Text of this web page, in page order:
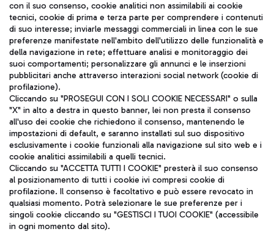
TRAVEL JOURNAL
ITA
Aeroporti di Roma S.p.A. - Società soggetta a direzione e
coordinamento di Mundys S.p.A.
Codice fiscale e Registro delle Imprese di Roma 13032990155 P.
IVA 06572251004
Capitale sociale 62.224.743,00 int. vers.
Sede legale: Via Pier Paolo Racchetti 1 - 00054 Fiumicino (RM)
telefono +39 06 65951
con il suo consenso, cookie analitici non assimilabili ai cookie
tecnici, cookie di prima e terza parte per comprendere i contenuti
di suo interesse; inviarle messaggi commerciali in linea con le sue
preferenze manifestate nell'ambito dell'utilizzo delle funzionalità e
della navigazione in rete; effettuare analisi e monitoraggio dei
suoi comportamenti; personalizzare gli annunci e le inserzioni
pubblicitari anche attraverso interazioni social network (cookie di
profilazione).
Cliccando su "PROSEGUI CON I SOLI COOKIE NECESSARI" o sulla
"X" in alto a destra in questo banner, lei non presta il consenso
all'uso dei cookie che richiedono il consenso, mantenendo le
impostazioni di default, e saranno installati sul suo dispositivo
esclusivamente i cookie funzionali alla navigazione sul sito web e i
cookie analitici assimilabili a quelli tecnici.
Cliccando su "ACCETTA TUTTI I COOKIE" presterà il suo consenso
al posizionamento di tutti i cookie ivi compresi cookie di
profilazione. Il consenso è facoltativo e può essere revocato in
qualsiasi momento. Potrà selezionare le sue preferenze per i
singoli cookie cliccando su "GESTISCI I TUOI COOKIE" (accessibile
in ogni momento dal sito).